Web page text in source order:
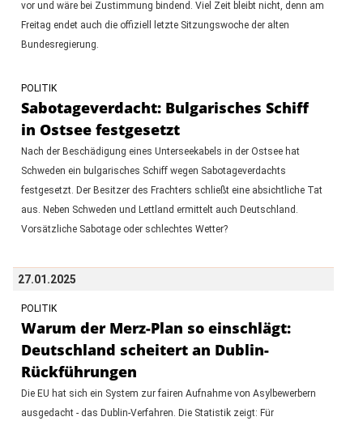
vor und wäre bei Zustimmung bindend. Viel Zeit bleibt nicht, denn am
Freitag endet auch die offiziell letzte Sitzungswoche der alten
Bundesregierung.
POLITIK
Sabotageverdacht: Bulgarisches Schiff
in Ostsee festgesetzt
Nach der Beschädigung eines Unterseekabels in der Ostsee hat
Schweden ein bulgarisches Schiff wegen Sabotageverdachts
festgesetzt. Der Besitzer des Frachters schließt eine absichtliche Tat
aus. Neben Schweden und Lettland ermittelt auch Deutschland.
Vorsätzliche Sabotage oder schlechtes Wetter?
27.01.2025
POLITIK
Warum der Merz-Plan so einschlägt:
Deutschland scheitert an Dublin-
Rückführungen
Die EU hat sich ein System zur fairen Aufnahme von Asylbewerbern
ausgedacht - das Dublin-Verfahren. Die Statistik zeigt: Für